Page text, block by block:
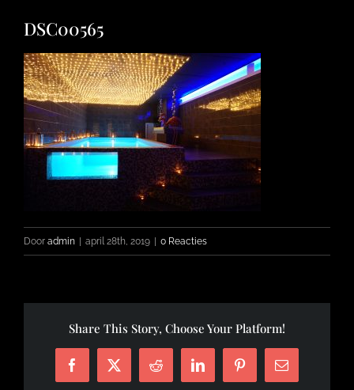
FOTO’S
INFO
OPENINGSTIJDEN
CONTACT
DSC00565
Door admin april 28th, 2019 0 Reacties
Share This Story, Choose Your Platform!
Facebook
X Reddit LinkedInPinterest
E-
mail